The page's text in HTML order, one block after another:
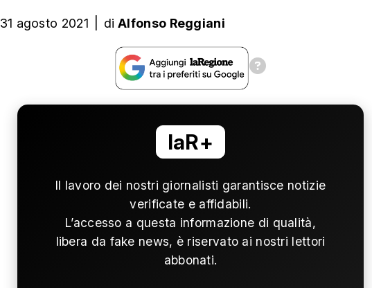
31 agosto 2021 di Alfonso Reggiani
laR+
Il lavoro dei nostri giornalisti garantisce notizie
verificate e affidabili.
L’accesso a questa informazione di qualità,
libera da fake news, è riservato ai nostri lettori
abbonati.